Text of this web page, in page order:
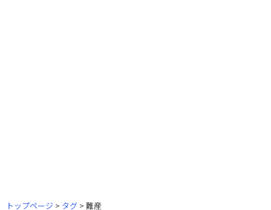
トップページ タグ 難産